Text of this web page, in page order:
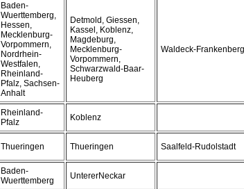
Baden-
Wuerttemberg,
Hessen,
Mecklenburg-
Vorpommern,
Nordrhein-
Westfalen,
Rheinland-
Pfalz, Sachsen-
Anhalt
Detmold, Giessen,
Kassel, Koblenz,
Magdeburg,
Mecklenburg-
Vorpommern,
Schwarzwald-Baar-
Heuberg
Waldeck-Frankenberg
Rheinland-
Pfalz
Koblenz
Thueringen Thueringen Saalfeld-Rudolstadt
Baden-
Wuerttemberg
UntererNeckar